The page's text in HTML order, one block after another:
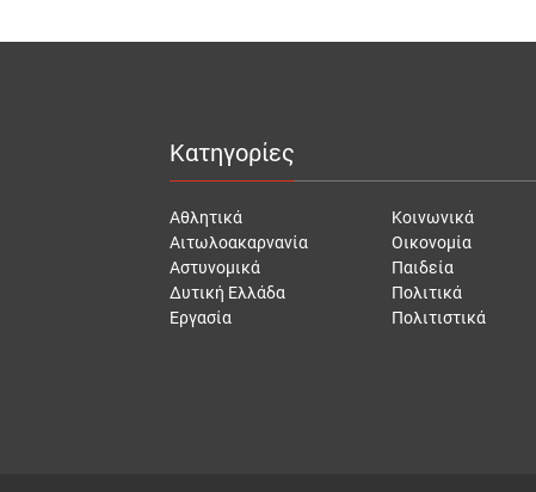
Κατηγορίες
Αθλητικά
Αιτωλοακαρνανία
Αστυνομικά
Δυτική Ελλάδα
Εργασία
Κοινωνικά
Οικονομία
Παιδεία
Πολιτικά
Πολιτιστικά